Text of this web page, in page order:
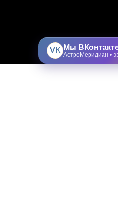
VK Мы
АстроМеридиан •